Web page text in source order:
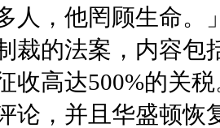
人，他罔顾生命。
裁的法案，内容包
收高达500%的关
论，并且华盛顿恢